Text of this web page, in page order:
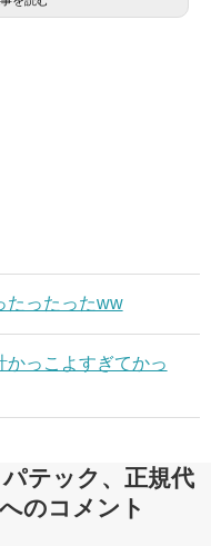
たったったww
かっこよすぎてかっ
テック、正規代
のコメント